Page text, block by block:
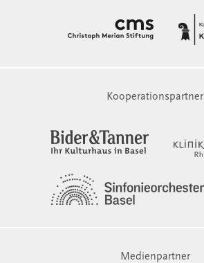
Kooperationspartner
Medienpartner